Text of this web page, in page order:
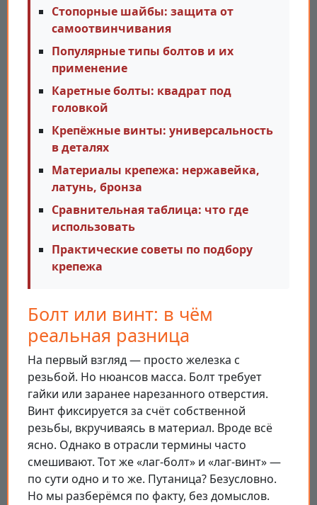
Стопорные шайбы: защита от
самоотвинчивания
Популярные типы болтов и их
применение
Каретные болты: квадрат под
головкой
Крепёжные винты: универсальность
в деталях
Материалы крепежа: нержавейка,
латунь, бронза
Сравнительная таблица: что где
использовать
Практические советы по подбору
крепежа
Болт или винт: в чём
реальная разница
На первый взгляд — просто железка с
резьбой. Но нюансов масса. Болт требует
гайки или заранее нарезанного отверстия.
Винт фиксируется за счёт собственной
резьбы, вкручиваясь в материал. Вроде всё
ясно. Однако в отрасли термины часто
смешивают. Тот же «лаг-болт» и «лаг-винт» —
по сути одно и то же. Путаница? Безусловно.
Но мы разберёмся по факту, без домыслов.